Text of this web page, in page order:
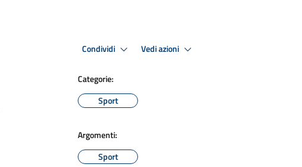
Condividi Vedi azioni
Categorie:
Sport
Argomenti:
Sport